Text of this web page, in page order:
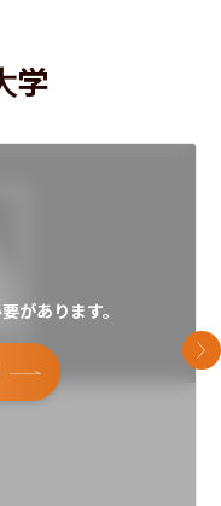
学
があります。
次